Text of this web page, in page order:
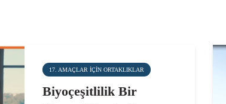
17. AMAÇLAR IÇIN ORTAKLIKLAR
Biyoçeşitlilik Bir